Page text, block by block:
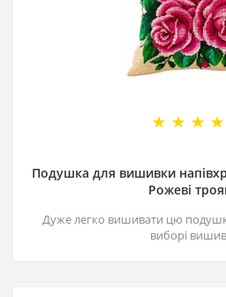
Подушка для вишивки
Рожеві
Дуже легко вишивати цю
виборі